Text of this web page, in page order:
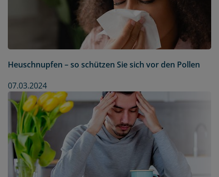
Heuschnupfen – so schützen Sie sich vor den Pollen
07.03.2024